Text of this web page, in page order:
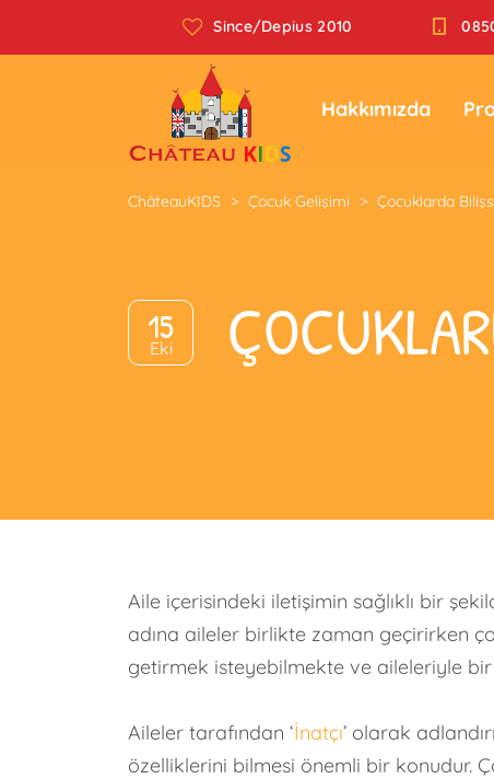
Since/Depius 2010
Hakkımızda
ChâteauKIDS > Çocuk Gelişimi > Çocuklarda
15
Eki
Aile içerisindeki iletişimin sağlıklı bir
adına aileler birlikte zaman geçirirken
getirmek isteyebilmekte ve aileleriyle
Aileler tarafından ‘İnatçı’ olarak
özelliklerini bilmesi önemli bir konudur.